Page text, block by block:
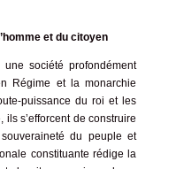
et du citoyen
société profondément
Régime et la monarchie
puissance du roi et les
s’efforcent de construire
du peuple et
constituante rédige la